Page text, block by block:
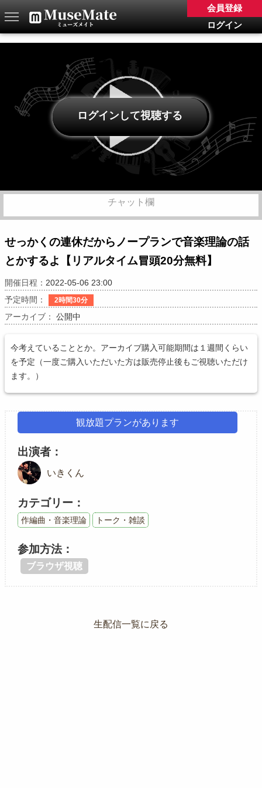
ログイン
会員登録
ログインして視聴する
チャット欄
せっかくの連休だからノープランで音楽理論の話
とかするよ【リアルタイム冒頭20分無料】
開催日程： 2022-05-06 23:00
予定時間：
2時間30分
アーカイブ： 公開中
今考えていることとか。アーカイブ購入可能期間は１週間くらい
を予定（一度ご購入いただいた方は販売停止後もご視聴いただけ
ます。）
観放題プランがあります
出演者
いきくん
カテゴリー
作編曲・音楽理論 トーク・雑談
参加方法
ブラウザ視聴
生配信一覧に戻る